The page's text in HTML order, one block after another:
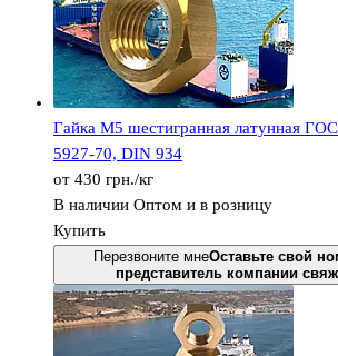
Гайка М5 шестигранная латунная
5927-70, DIN 934
от 430 грн./кг
В наличии Оптом и в розницу
Купить
Перезвоните мнеОставьте свой
представитель компании